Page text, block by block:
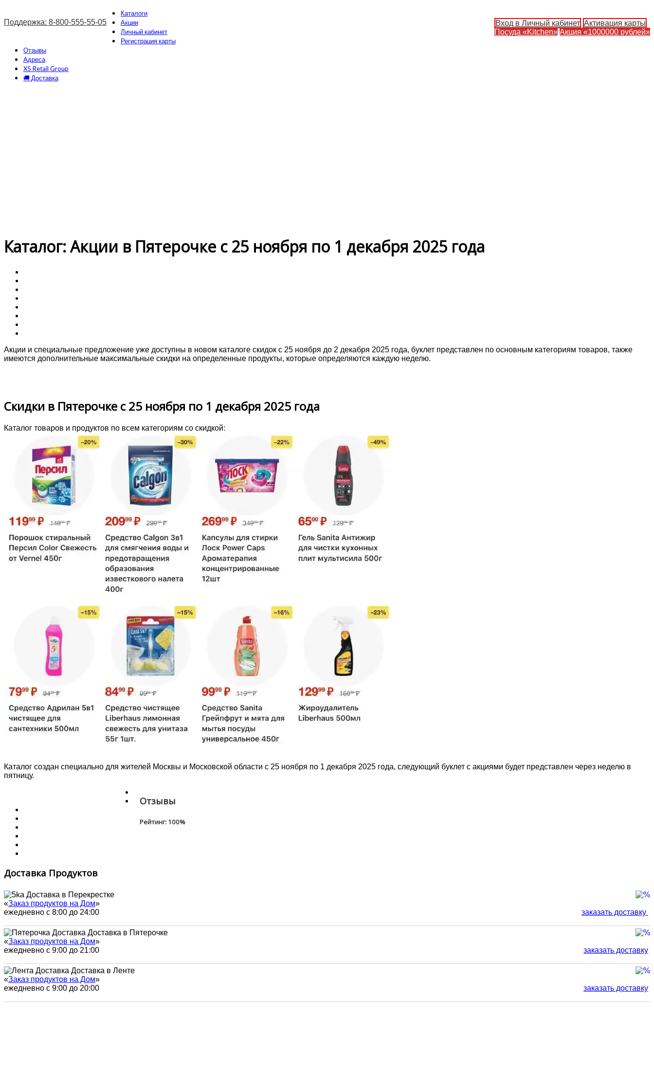
Поддержка: 8-800-555-55-05 Вход в Личный кабинет Активация карты
Посуда «Kitchen» Акция «1000000 рублей»
Каталоги
Акции
Личный кабинет
Регистрация карты
Отзывы
Адреса
X5 Retail Group
🚚 Доставка
Каталог: Акции в Пятерочке с 25 ноября по 1 декабря 2025 года
Акции и специальные предложение уже доступны в новом каталоге скидок с 25 ноября до 2 декабря 2025 года, буклет представлен по основным категориям товаров, также
имеются дополнительные максимальные скидки на определенные продукты, которые определяются каждую неделю.
Скидки в Пятерочке с 25 ноября по 1 декабря 2025 года
Каталог товаров и продуктов по всем категориям со скидкой:
Каталог создан специально для жителей Москвы и Московской области с 25 ноября по 1 декабря 2025 года, следующий буклет с акциями будет представлен через неделю в
пятницу.
Отзывы
Рейтинг: 100%
Доставка Продуктов
Доставка в Перекрестке
«Заказ продуктов на Дом»
ежедневно с 8:00 до 24:00
заказать доставку
Доставка в Пятерочке
«Заказ продуктов на Дом»
ежедневно с 9:00 до 21:00
заказать доставку
Доставка в Ленте
«Заказ продуктов на Дом»
ежедневно с 9:00 до 20:00
заказать доставку